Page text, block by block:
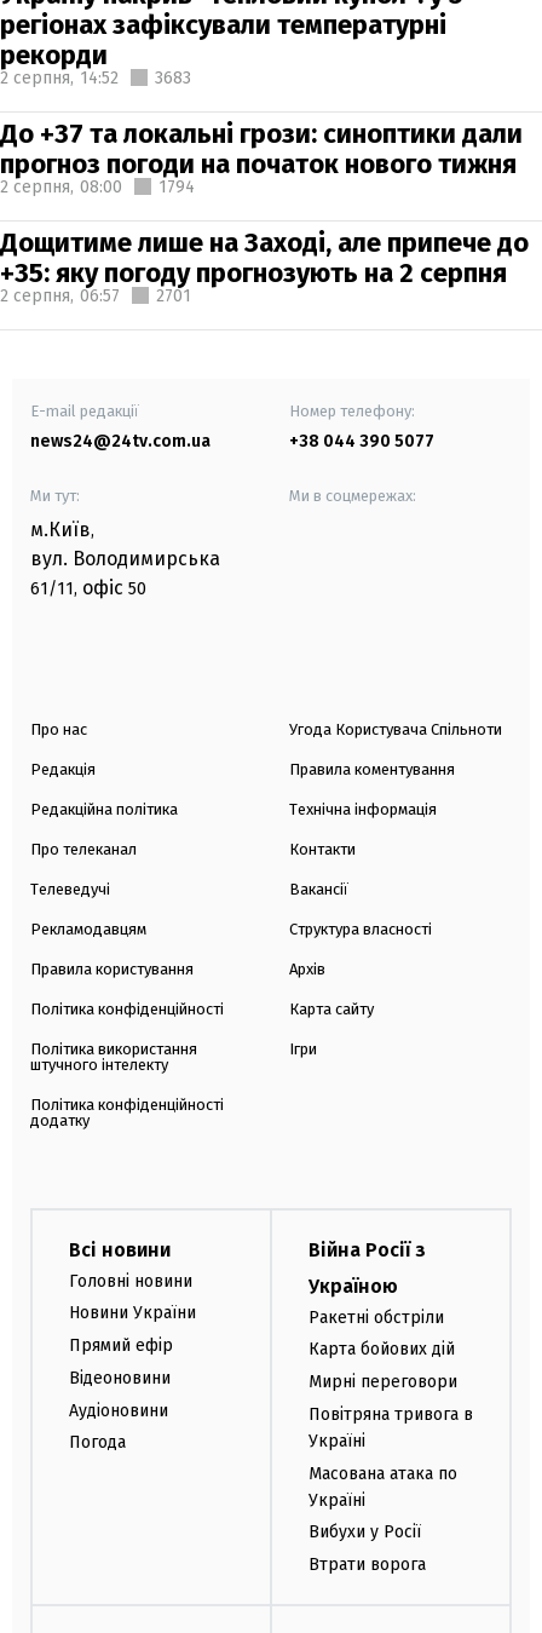
регіонах зафіксували температурні
рекорди
2 серпня, 14:52 3683
До +37 та локальні грози: синоптики дали
прогноз погоди на початок нового тижня
2 серпня, 08:00 1794
Дощитиме лише на Заході, але припече до
+35: яку погоду прогнозують на 2 серпня
2 серпня, 06:57 2701
E-mail редакції
news24@24tv.com.ua
Номер телефону:
+38 044 390 5077
Ми тут:
м.Київ,
вул. Володимирська
61/11, офіс 50
Ми в соцмережах:
Про нас
Редакція
Редакційна політика
Про телеканал
Телеведучі
Рекламодавцям
Правила користування
Політика конфіденційності
Політика використання
штучного інтелекту
Політика конфіденційності
додатку
Угода Користувача Спільноти
Правила коментування
Технічна інформація
Контакти
Вакансії
Структура власності
Архів
Карта сайту
Ігри
Всі новини
Головні новини
Новини України
Прямий ефір
Відеоновини
Аудіоновини
Погода
Війна Росії з
Україною
Ракетні обстріли
Карта бойових дій
Мирні переговори
Повітряна тривога в
Україні
Масована атака по
Україні
Вибухи у Росії
Втрати ворога